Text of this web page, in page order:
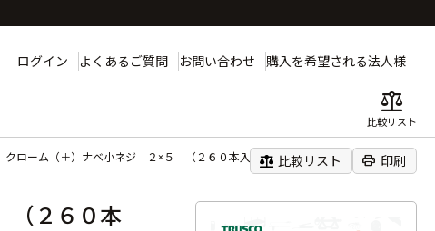
ログイン よくあるご質問 お問い合わせ 購入を希望される法人様
balance
比較リスト
クローム（＋）ナベ小ネジ ２×５ （２６０本入）
balance 比較リスト print 印刷
２６０本